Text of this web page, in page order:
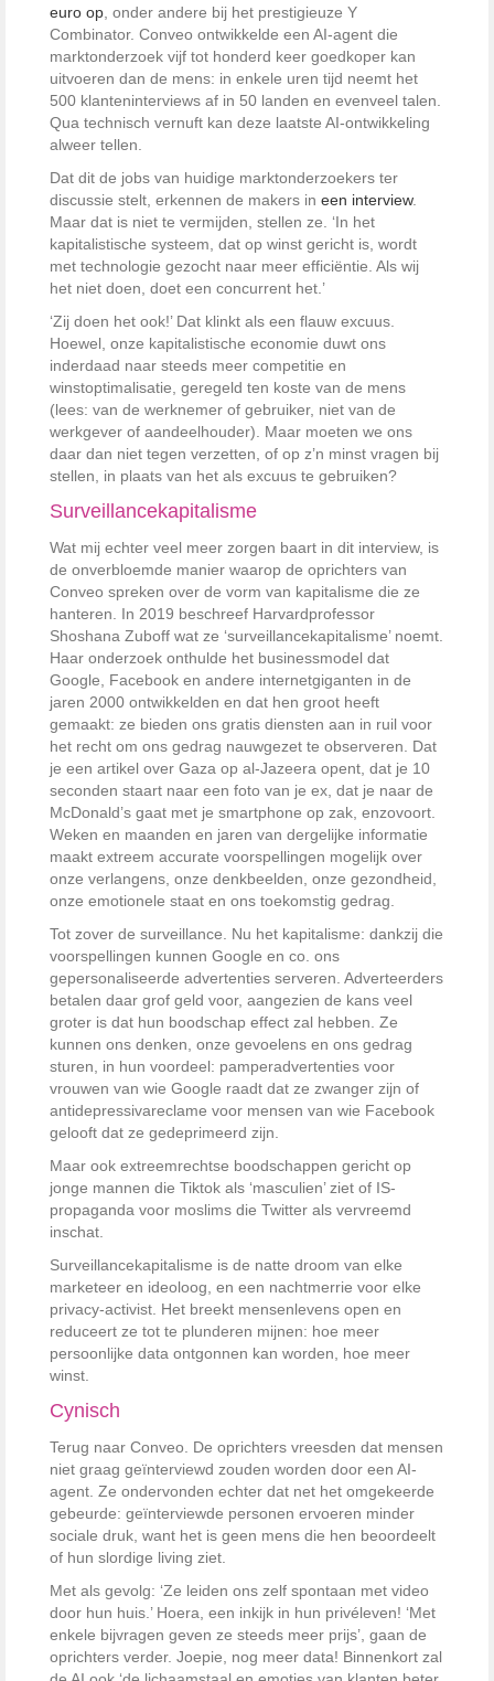
euro op , onder andere bij het prestigieuze Y
Combinator. Conveo ontwikkelde een AI-agent die
marktonderzoek vijf tot honderd keer goedkoper kan
uitvoeren dan de mens: in enkele uren tijd neemt het
500 klanteninterviews af in 50 landen en evenveel talen.
Qua technisch vernuft kan deze laatste AI-ontwikkeling
alweer tellen.
Dat dit de jobs van huidige marktonderzoekers ter
discussie stelt, erkennen de makers in een interview.
Maar dat is niet te vermijden, stellen ze. ‘In het
kapitalistische systeem, dat op winst gericht is, wordt
met technologie gezocht naar meer efficiëntie. Als wij
het niet doen, doet een concurrent het.’
‘Zij doen het ook!’ Dat klinkt als een flauw excuus.
Hoewel, onze kapitalistische economie duwt ons
inderdaad naar steeds meer competitie en
winstoptimalisatie, geregeld ten koste van de mens
(lees: van de werknemer of gebruiker, niet van de
werkgever of aandeelhouder). Maar moeten we ons
daar dan niet tegen verzetten, of op z’n minst vragen bij
stellen, in plaats van het als excuus te gebruiken?
Surveillancekapitalisme
Wat mij echter veel meer zorgen baart in dit interview, is
de onverbloemde manier waarop de oprichters van
Conveo spreken over de vorm van kapitalisme die ze
hanteren. In 2019 beschreef Harvardprofessor
Shoshana Zuboff wat ze ‘surveillancekapitalisme’ noemt.
Haar onderzoek onthulde het businessmodel dat
Google, Facebook en andere internetgiganten in de
jaren 2000 ontwikkelden en dat hen groot heeft
gemaakt: ze bieden ons gratis diensten aan in ruil voor
het recht om ons gedrag nauwgezet te observeren. Dat
je een artikel over Gaza op al-Jazeera opent, dat je 10
seconden staart naar een foto van je ex, dat je naar de
McDonald’s gaat met je smartphone op zak, enzovoort.
Weken en maanden en jaren van dergelijke informatie
maakt extreem accurate voorspellingen mogelijk over
onze verlangens, onze denkbeelden, onze gezondheid,
onze emotionele staat en ons toekomstig gedrag.
Tot zover de surveillance. Nu het kapitalisme: dankzij die
voorspellingen kunnen Google en co. ons
gepersonaliseerde advertenties serveren. Adverteerders
betalen daar grof geld voor, aangezien de kans veel
groter is dat hun boodschap effect zal hebben. Ze
kunnen ons denken, onze gevoelens en ons gedrag
sturen, in hun voordeel: pamperadvertenties voor
vrouwen van wie Google raadt dat ze zwanger zijn of
antidepressivareclame voor mensen van wie Facebook
gelooft dat ze gedeprimeerd zijn.
Maar ook extreemrechtse boodschappen gericht op
jonge mannen die Tiktok als ‘masculien’ ziet of IS-
propaganda voor moslims die Twitter als vervreemd
inschat.
Surveillancekapitalisme is de natte droom van elke
marketeer en ideoloog, en een nachtmerrie voor elke
privacy-activist. Het breekt mensenlevens open en
reduceert ze tot te plunderen mijnen: hoe meer
persoonlijke data ontgonnen kan worden, hoe meer
winst.
Cynisch
Terug naar Conveo. De oprichters vreesden dat mensen
niet graag geïnterviewd zouden worden door een AI-
agent. Ze ondervonden echter dat net het omgekeerde
gebeurde: geïnterviewde personen ervoeren minder
sociale druk, want het is geen mens die hen beoordeelt
of hun slordige living ziet.
Met als gevolg: ‘Ze leiden ons zelf spontaan met video
door hun huis.’ Hoera, een inkijk in hun privéleven! ‘Met
enkele bijvragen geven ze steeds meer prijs’, gaan de
oprichters verder. Joepie, nog meer data! Binnenkort zal